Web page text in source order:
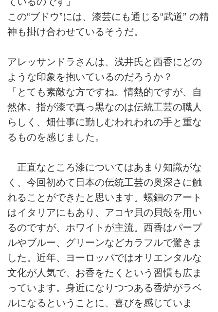
この“ブドウ”には、漆芸にも通じる“武道” の精
神も掛け合わせているそうだ。
アレッサンドラさんは、浅井氏と西香にどの
ような印象を抱いているのだろうか？
「とても素敵な方ですね。情熱的ですが、自
然体。指が漆で真っ黒なのは伝統工芸の職人
らしく、畑仕事に勤しむわれわれの手と重な
るものを感じました。
正直なところ漆についてはあまり知識がな
く、今回初めて日本の伝統工芸の奥深さに触
れることができたと思います。螺鈿のアート
はイタリアにもあり、アコヤ貝の貝殻を用い
るのですが、ホワイトが主流。西香はパープ
ルやブルー、グリーンなどカラフルで驚きま
した。近年、ヨーロッパではオリエンタルな
文化が人気で、お香をたくという習慣も広ま
っています。身近になりつつある香炉がラベ
ルになるということに、喜びを感じていま